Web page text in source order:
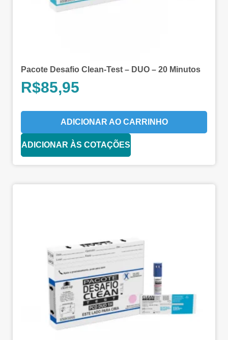
Pacote Desafio Clean-Test – DUO – 20 Minutos
R$85,95
ADICIONAR AO CARRINHO
ADICIONAR ÀS COTAÇÕES